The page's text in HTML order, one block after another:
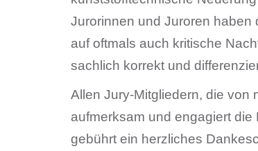
Jurorinnen und Juroren haben
auf oftmals auch kritische
sachlich korrekt und
Allen Jury-Mitgliedern, die von
aufmerksam und engagiert
gebührt ein herzliches